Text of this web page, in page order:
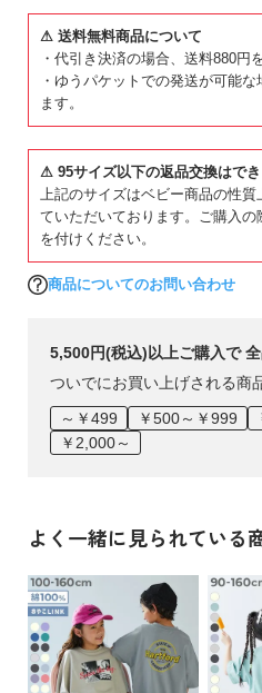
⚠ 送料無料商品について
・代引き決済の場合、送料880円
・ゆうパケットでの発送が可能
ます。
⚠ 95サイズ以下の返品交換はで
上記のサイズはベビー商品の性
ていただいております。ご購入
を付けください。
商品についてのお問い合わせ
5,500円(税込)以上ご購入で
ついでにお買い上げされる商
～￥499
￥500～￥999
￥2,000～
よく一緒に見られている